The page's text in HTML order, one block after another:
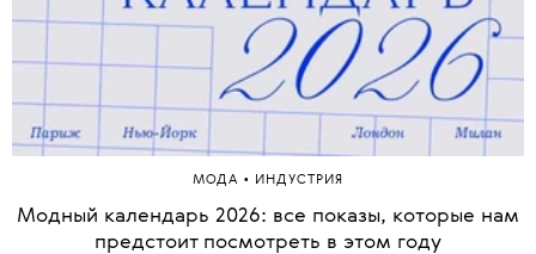
МОДА • ИНДУСТРИЯ
Модный календарь 2026: все показы, которые нам
предстоит посмотреть в этом году